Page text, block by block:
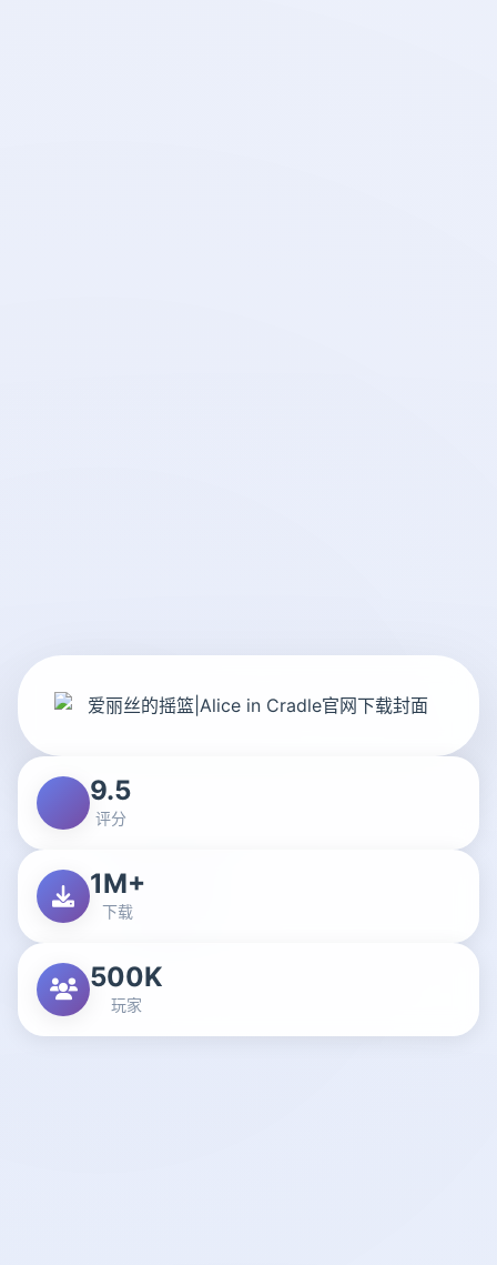
9.5
评分
1M+
下载
500K
玩家